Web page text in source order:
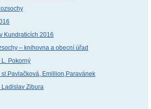
Kundraticích 2016
– knihovna a obecní úřad
Pokorný
Emillion,Paravánek
Zibura